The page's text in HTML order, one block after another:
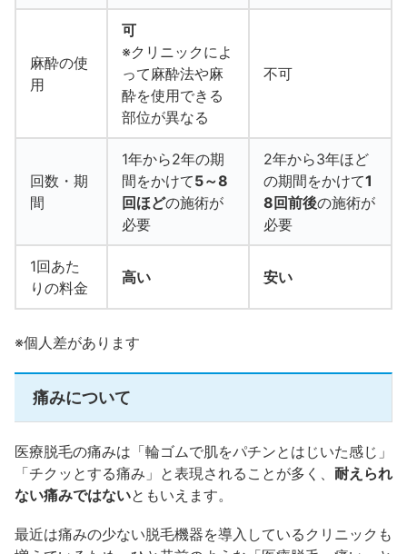
麻酔の使
用
可
※クリニックによ
って麻酔法や麻
酔を使用できる
部位が異なる
不可
回数・期
間
1年から2年の期
間をかけて5～8
回ほどの施術が
必要
2年から3年ほど
の期間をかけて1
8回前後の施術が
必要
1回あた
りの料金
高い 安い
※個人差があります
痛みについて
医療脱毛の痛みは「輪ゴムで肌をパチンとはじいた感じ」
「チクッとする痛み」と表現されることが多く、 耐えられ
ない痛みではないともいえます。
最近は痛みの少ない脱毛機器を導入しているクリニックも